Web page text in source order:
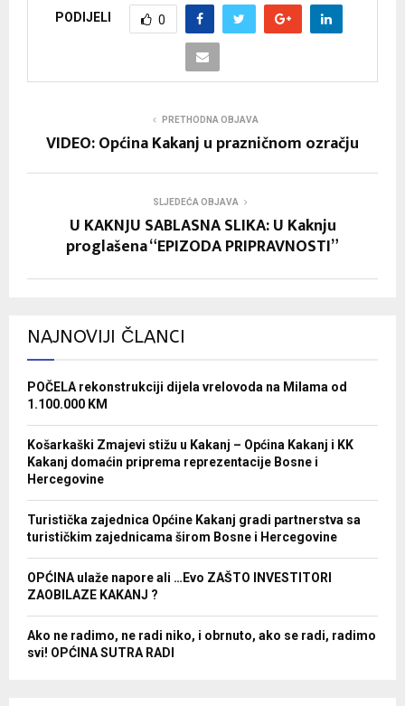
PODIJELI 0
PRETHODNA OBJAVA
VIDEO: Općina Kakanj u prazničnom ozračju
SLJEDEĆA OBJAVA
U KAKNJU SABLASNA SLIKA: U Kaknju
proglašena “EPIZODA PRIPRAVNOSTI”
NAJNOVIJI ČLANCI
POČELA rekonstrukciji dijela vrelovoda na Milama od
1.100.000 KM
Košarkaški Zmajevi stižu u Kakanj – Općina Kakanj i KK
Kakanj domaćin priprema reprezentacije Bosne i
Hercegovine
Turistička zajednica Općine Kakanj gradi partnerstva sa
turističkim zajednicama širom Bosne i Hercegovine
OPĆINA ulaže napore ali …Evo ZAŠTO INVESTITORI
ZAOBILAZE KAKANJ ?
Ako ne radimo, ne radi niko, i obrnuto, ako se radi, radimo
svi! OPĆINA SUTRA RADI